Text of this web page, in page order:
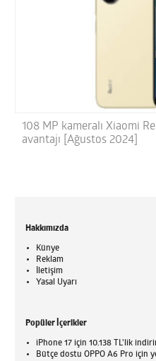
108 MP kameralı Xiaomi
avantajı [Ağustos 2024]
Hakkımızda
Künye
Reklam
İletişim
Yasal Uyarı
Popüler İçerikler
iPhone 17 için 10.138 TL'lik
Bütçe dostu OPPO A6 Pro için